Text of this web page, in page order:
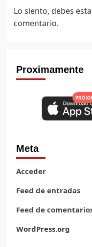
Lo siento, debes
comentario.
Proximamente
Meta
Acceder
Feed de entradas
Feed de
WordPress.org